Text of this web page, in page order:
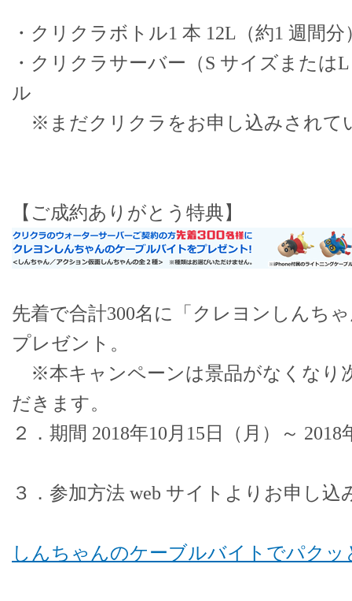
・クリクラボトル1 本 12L（約1 週間分
・クリクラサーバー（S サイズまたは
ル
※まだクリクラをお申し込みされて
【ご成約ありがとう特典】
先着で合計300名に「クレヨンしんち
プレゼント。
※本キャンペーンは景品がなくなり
だきます。
２．期間 2018年10月15日（月）～ 2018
３．参加方法 web サイトよりお申し込
しんちゃんのケーブルバイトでパクッ